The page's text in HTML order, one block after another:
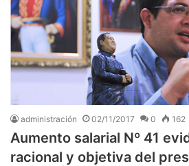
administración 02/11/2017 0 162
Aumento salarial Nº 41
racional y objetiva del